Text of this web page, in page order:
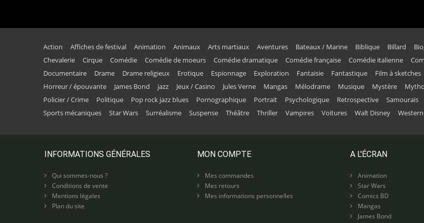
Action Affiches de festival Animation Animaux Arts martiaux Aventures Bateaux / Marine Biblique Billard
Chevalerie
Cirque Comédie Comédie de moeurs Comédie dramatique Comédie française Comédie italienne
Documentaire
Drame Drame religieux Erotique Espionnage Exploration Fantaisie Fantastique Film à sketches
Horreur / épouvante
James Bond jazz Jeux / Casino Jules Verne Mangas Mélodrame Musique Mystère
Policier / Crime
Politique Pop rock jazz blues Pornographique Portrait Psychologique Retrospective Samouraïs
Sports mécaniques
Star Wars Surréalisme Suspense Théâtre Thriller Vampires Voitures Walt Disney Western
INFORMATIONS GÉNÉRALES
Qui sommes-nous ?
Conditions de vente
Mentions légales
Plan du site
MON COMPTE
Mes commandes
Mes retours
Mes informations personnelles
A L'ÉCRAN
Animation
Star Wars
Comics BD
Mangas
James Bond